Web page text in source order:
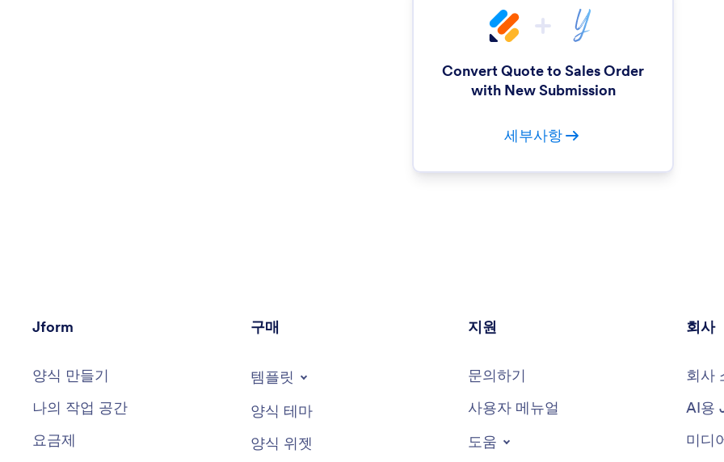
Convert Quote to Sales Order
with New Submission
세부사항
Jform
양식 만들기
나의 작업 공간
요금제
구매
템플릿
양식 테마
양식 위젯
지원
문의하기
사용자 메뉴얼
도움
회사
회사
AI용
미디